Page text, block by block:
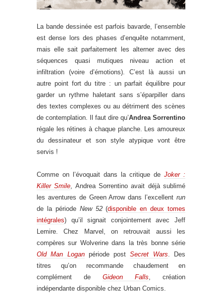
La bande dessinée est parfois bavarde, l’ensemble
est dense lors des phases d’enquête notamment,
mais elle sait parfaitement les alterner avec des
séquences quasi mutiques niveau action et
infiltration (voire d’émotions). C’est là aussi un
autre point fort du titre : un parfait équilibre pour
garder un rythme haletant sans s’éparpiller dans
des textes complexes ou au détriment des scènes
de contemplation. Il faut dire qu’Andrea Sorrentino
régale les rétines à chaque planche. Les amoureux
du dessinateur et son style atypique vont être
servis !
Comme on l’évoquait dans la critique de Joker :
Killer Smile, Andrea Sorrentino avait déjà sublimé
les aventures de Green Arrow dans l’excellent run
de la période New 52(disponible en deux tomes
intégrales) qu’il signait conjointement avec Jeff
Lemire. Chez Marvel, on retrouvait aussi les
compères sur Wolverine dans la très bonne série
Old Man Loganpériode postSecret Wars. Des
titres qu’on recommande chaudement en
complément de Gideon Falls, création
indépendante disponible chez Urban Comics.